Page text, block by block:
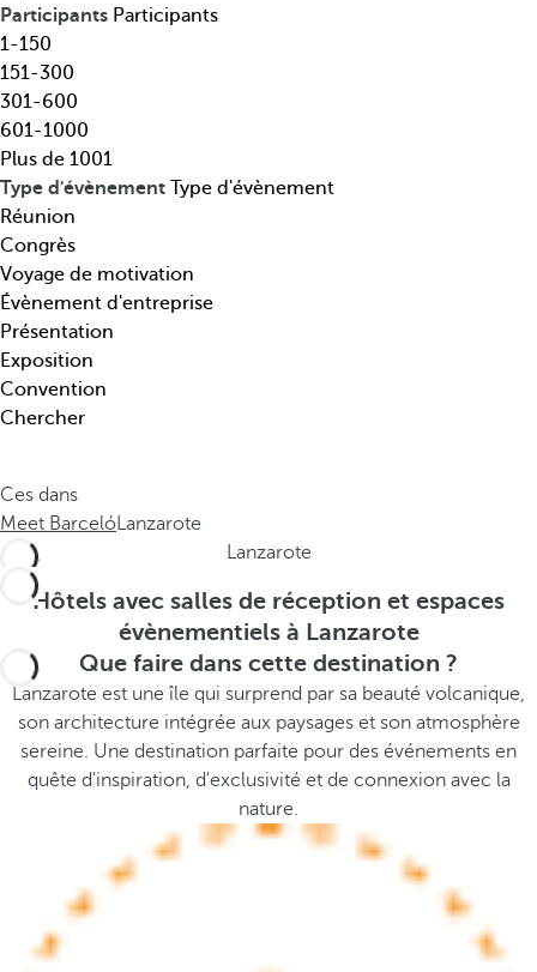
a
t
i
o
n
,
t
h
é
m
a
t
i
q
u
.
.
o
w
n
a
r
r
o
w
k
e
y
o
p
e
n
h
e
Participants Participants
1-150
151-300
301-600
601-1000
Plus de 1001
Type d'évènement Type d'évènement
Réunion
Congrès
Voyage de motivation
Évènement d'entreprise
Présentation
Exposition
Convention
Chercher
Ces dans
Meet BarcelóLanzarote
Lanzarote
Hôtels avec salles de réception et espaces
évènementiels à Lanzarote
Que faire dans cette destination ?
Lanzarote est une île qui surprend par sa beauté volcanique,
son architecture intégrée aux paysages et son atmosphère
sereine. Une destination parfaite pour des événements en
quête d'inspiration, d'exclusivité et de connexion avec la
nature.